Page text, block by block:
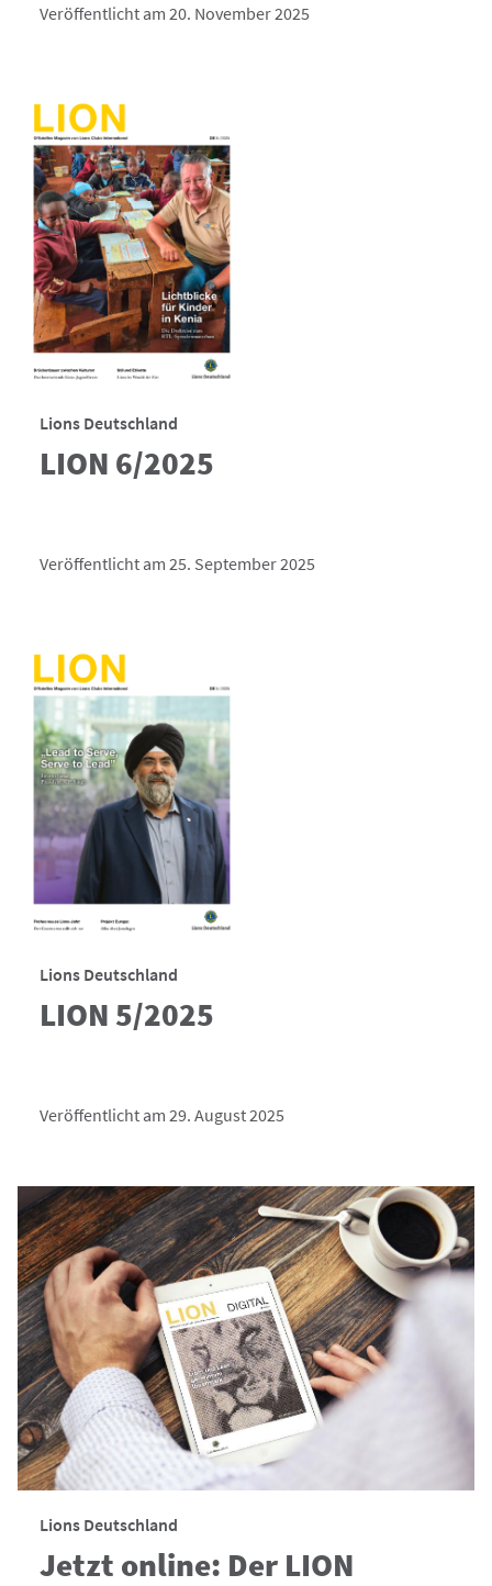
Veröffentlicht am 20. November 2025
Lions Deutschland
LION 6/2025
Veröffentlicht am 25. September 2025
Lions Deutschland
LION 5/2025
Veröffentlicht am 29. August 2025
Lions Deutschland
Jetzt online: Der LION